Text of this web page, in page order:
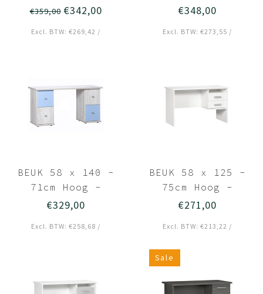
Bureau 4 Laden -
€359,00€342,00
Excl. BTW: €269,42 /
Bureau Met Opberg
Hout Deuren - Son
€348,00
Excl. BTW: €273,55 /
BEUK 58 x 140 -
71cm Hoog -
Bureau Met Opberg
Hout / Blauw
€329,00
Excl. BTW: €258,68 /
BEUK 58 x 125 -
75cm Hoog -
Bureau Incl Witte
Effen
€271,00
Excl. BTW: €213,22 /
Sale